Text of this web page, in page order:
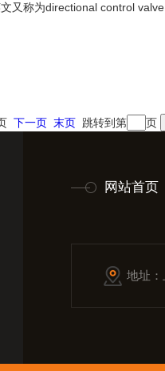
又称为directional control
下一页 末页 跳转到第 页
网站首页
地址